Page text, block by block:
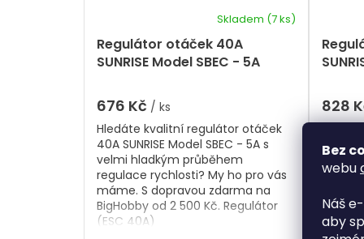
Bez
webu
Náš
aby
Regulátor otáček 40A
SUNRISE Model SBEC - 5A
Skladem (7 ks)
676 Kč / ks
Hledáte kvalitní regulátor otáček
40A SUNRISE Model SBEC - 5A s
velmi hladkým průběhem
regulace rychlosti? My ho pro vás
máme. S dopravou zdarma na
BigHobby od 2 500 Kč. Regulátor
(ESC 40A)
828
45A
velmi
(ESC